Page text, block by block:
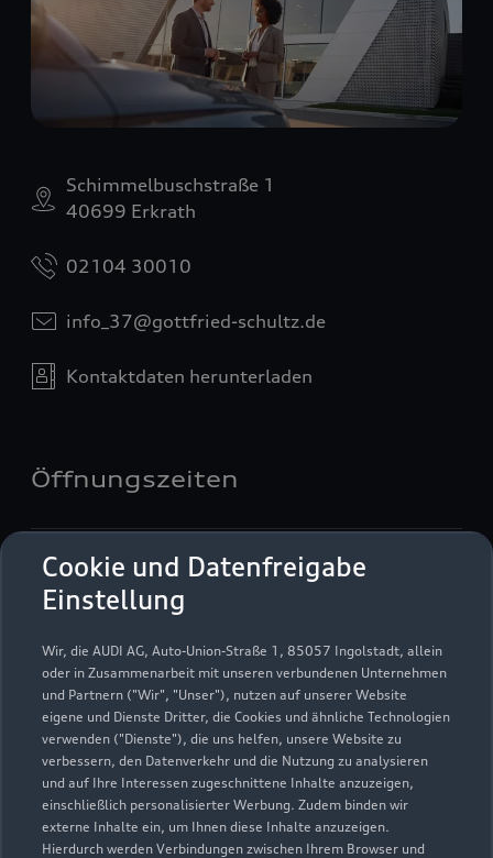
Cookie und Datenfreigabe
Einstellung
Wir, die AUDI AG, Auto-Union-Straße 1, 85057 Ingolstadt, allein
oder in Zusammenarbeit mit unseren verbundenen Unternehmen
und Partnern ("Wir", "Unser"), nutzen auf unserer Website
eigene und Dienste Dritter, die Cookies und ähnliche Technologien
verwenden ("Dienste"), die uns helfen, unsere Website zu
verbessern, den Datenverkehr und die Nutzung zu analysieren
und auf Ihre Interessen zugeschnittene Inhalte anzuzeigen,
einschließlich personalisierter Werbung. Zudem binden wir
externe Inhalte ein, um Ihnen diese Inhalte anzuzeigen.
Hierdurch werden Verbindungen zwischen Ihrem Browser und
Schimmelbuschstraße 1
40699 Erkrath
02104 30010
info_37@gottfried-schultz.de
Kontaktdaten herunterladen
Öffnungszeiten
Service
Geschlossen
Samstag 09:00
Teile- und Zubehörverkauf
Geschlossen,öffnet amSamstag 09:00